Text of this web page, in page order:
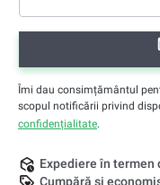
Îmi dau consimțământul
scopul notificării privind
confidențialitate.
Expediere în termen
Cumpără și